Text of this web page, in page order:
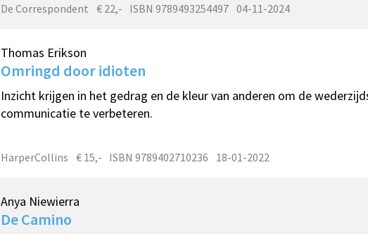
De Correspondent € 22,- ISBN 9789493254497 04-11-2024
Thomas Erikson
Omringd door idioten
Inzicht krijgen in het gedrag en de kleur van anderen om de
communicatie te verbeteren.
HarperCollins € 15,- ISBN 9789402710236 18-01-2022
Anya Niewierra
De Camino